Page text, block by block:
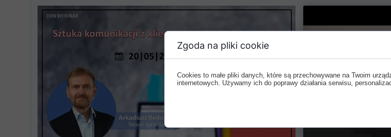
Zgoda na pliki cookie
Cookies to małe pliki danych, które są przechowywane na Twoim
internetowych. Używamy ich do poprawy działania serwisu,